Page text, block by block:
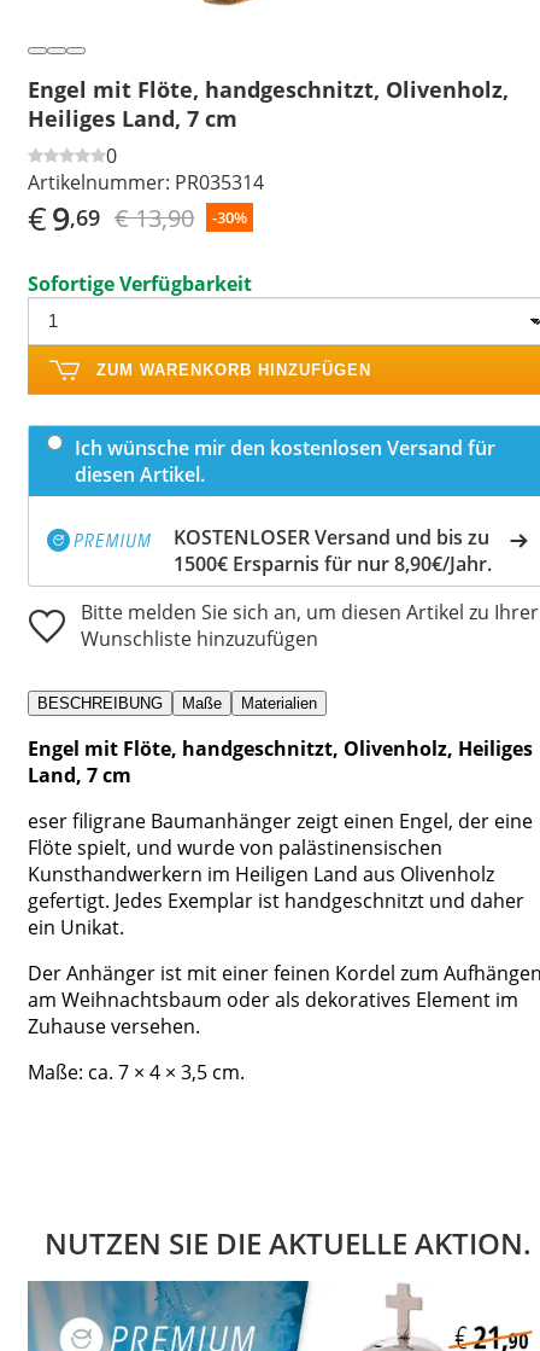
Engel mit Flöte, handgeschnitzt, Olivenholz,
Heiliges Land, 7 cm
0
Artikelnummer: PR035314
€9,69 € 13,90 -30%
Sofortige Verfügbarkeit
ZUM WARENKORB HINZUFÜGEN
Ich wünsche mir den kostenlosen Versand für
diesen Artikel.
KOSTENLOSER Versand und bis zu
1500€ Ersparnis für nur 8,90€/Jahr.
Bitte melden Sie sich an, um diesen Artikel zu Ihrer
Wunschliste hinzuzufügen
BESCHREIBUNG Maße Materialien
Engel mit Flöte, handgeschnitzt, Olivenholz, Heiliges
Land, 7 cm
eser filigrane Baumanhänger zeigt einen Engel, der eine
Flöte spielt, und wurde von palästinensischen
Kunsthandwerkern im Heiligen Land aus Olivenholz
gefertigt. Jedes Exemplar ist handgeschnitzt und daher
ein Unikat.
Der Anhänger ist mit einer feinen Kordel zum
am Weihnachtsbaum oder als dekoratives Element im
Zuhause versehen.
Maße: ca. 7 × 4 × 3,5 cm.
NUTZEN SIE DIE AKTUELLE AKTION.